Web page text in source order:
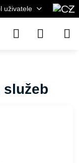
uživatele
služeb